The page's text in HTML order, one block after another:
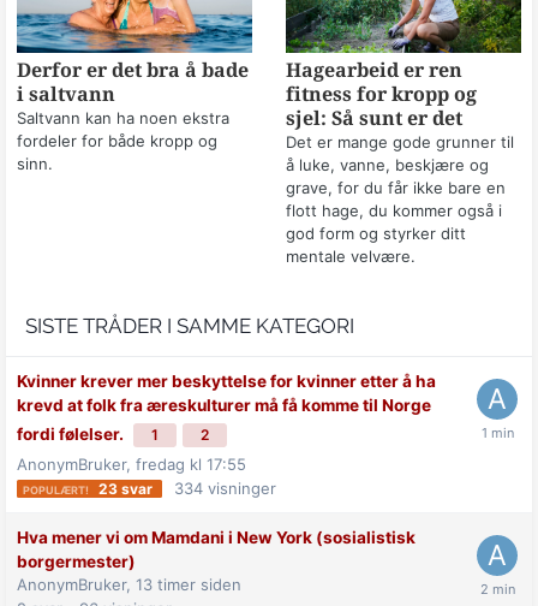
Derfor er det bra å bade
i saltvann
Saltvann kan ha noen ekstra
fordeler for både kropp og
sinn.
Hagearbeid er ren
fitness for kropp og
sjel: Så sunt er det
Det er mange gode grunner til
å luke, vanne, beskjære og
grave, for du får ikke bare en
flott hage, du kommer også i
god form og styrker ditt
mentale velvære.
SISTE TRÅDER I SAMME KATEGORI
Kvinner krever mer beskyttelse for kvinner etter å ha
krevd at folk fra æreskulturer må få komme til Norge
fordi følelser.
1 2
AnonymBruker, fredag kl 17:55
23 svar 334 visninger
Hva mener vi om Mamdani i New York (sosialistisk
borgermester)
AnonymBruker, 13 timer siden